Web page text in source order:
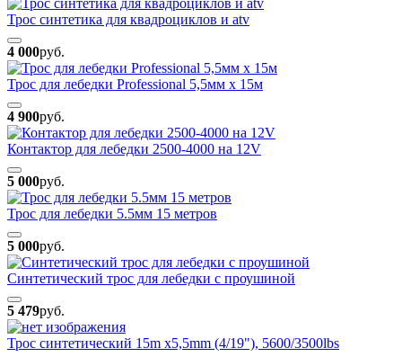
Трос синтетика для квадроциклов и atv
4 000руб.
Трос для лебедки Professional 5,5мм х 15м
4 900руб.
Контактор для лебедки 2500-4000 на 12V
5 000руб.
Трос для лебедки 5.5мм 15 метров
5 000руб.
Синтетический трос для лебедки c проушиной
5 479руб.
Трос синтетический 15m x5,5mm (4/19"), 5600/3500lbs